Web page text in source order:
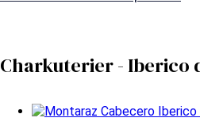
Charkuterier - Iberico